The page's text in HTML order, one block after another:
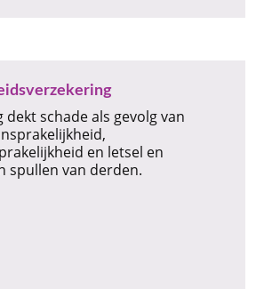
dekt schade als gevolg van
en letsel en
spullen van derden.